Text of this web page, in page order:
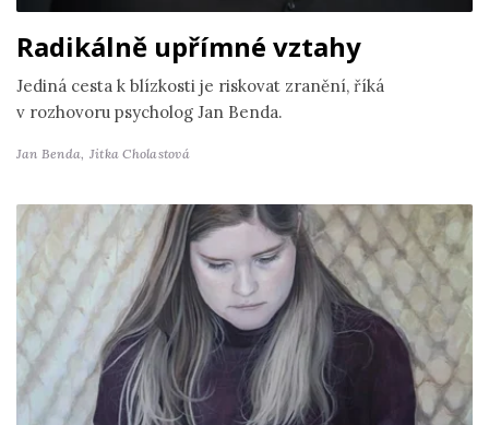
Radikálně upřímné vztahy
Jediná cesta k blízkosti je riskovat zranění, říká
v rozhovoru psycholog Jan Benda.
Jan Benda, Jitka Cholastová